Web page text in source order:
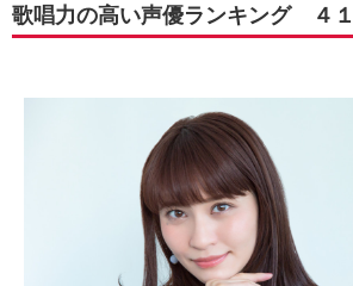
歌唱力の高い声優ランキング ４